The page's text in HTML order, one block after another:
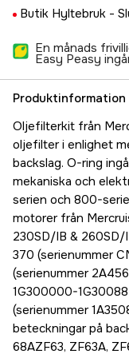
Butik Hyltebruk -
En månads
Easy Peasy
Produktinformation
Oljefilterkit från
oljefilter i enlighet
backslag. O-ring
mekaniska och
serien och 800-
motorer från
230SD/IB & 260SD/
370 (serienummer
(serienummer
1G300000-
(serienummer
beteckningar på
68AZF63, ZF63A,